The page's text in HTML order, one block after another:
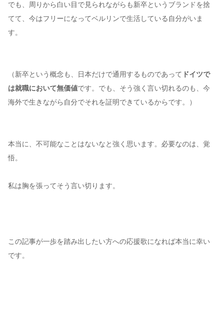
でも、周りから白い目で見られながらも新卒というブランドを捨
てて、今はフリーになってベルリンで生活している自分がいま
す。
（新卒という概念も、日本だけで通用するものであって ドイツで
は就職において無価値です。でも、そう強く言い切れるのも、今
海外で生きながら自分でそれを証明できているからです。）
本当に、不可能なことはないなと強く思います。必要なのは、覚
悟。
私は胸を張ってそう言い切ります。
この記事が一歩を踏み出したい方への応援歌になれば本当に幸い
です。